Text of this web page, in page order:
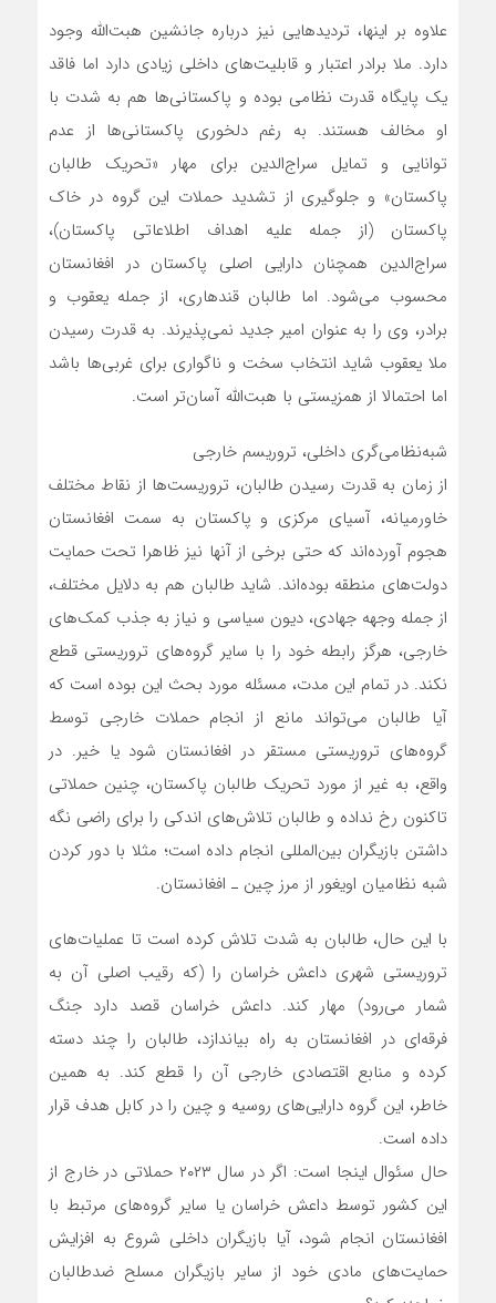
علاوه بر اینها، تردیدهایی نیز درباره جانشین هبت‌الله وجود
دارد. ملا برادر اعتبار و قابلیت‌های داخلی زیادی دارد اما فاقد
یک پایگاه قدرت نظامی بوده و پاکستانی‌ها هم به شدت با
او مخالف هستند. به رغم دلخوری پاکستانی‌ها از عدم
توانایی و تمایل سراج‌الدین برای مهار «تحریک طالبان
پاکستان» و جلوگیری از تشدید حملات این گروه در خاک
پاکستان (از جمله علیه اهداف اطلاعاتی پاکستان)،
سراج‌الدین همچنان دارایی اصلی پاکستان در افغانستان
محسوب می‌شود. اما طالبان قندهاری، از جمله یعقوب و
برادر، وی را به عنوان امیر جدید نمی‌پذیرند. به قدرت رسیدن
ملا یعقوب شاید انتخاب سخت و ناگواری برای غربی‌ها باشد
اما احتمالا از همزیستی با هبت‌الله آسان‌تر است.
شبه‌نظامی‌گری داخلی، تروریسم خارجی
از زمان به قدرت رسیدن طالبان، تروریست‌ها از نقاط مختلف
خاورمیانه، آسیای مرکزی و پاکستان به سمت افغانستان
هجوم آورده‌اند که حتی برخی از آنها نیز ظاهرا تحت حمایت
دولت‌های منطقه بوده‌اند. شاید طالبان هم به دلایل مختلف،
از جمله وجهه جهادی، دیون سیاسی و نیاز به جذب کمک‌های
خارجی، هرگز رابطه خود را با سایر گروه‌های تروریستی قطع
نکند. در تمام این مدت، مسئله مورد بحث این بوده است که
آیا طالبان می‌تواند مانع از انجام حملات خارجی توسط
گروه‌های تروریستی مستقر در افغانستان شود یا خیر. در
واقع، به غیر از مورد تحریک طالبان پاکستان، چنین حملاتی
تاکنون رخ نداده و طالبان تلاش‌های اندکی را برای راضی نگه
داشتن بازیگران بین‌المللی انجام داده است؛ مثلا با دور کردن
شبه نظامیان اویغور از مرز چین ـ افغانستان.
با این حال، طالبان به شدت تلاش کرده است تا عملیات‌های
تروریستی شهری داعش خراسان را (که رقیب اصلی آن به
شمار می‌رود) مهار کند. داعش خراسان قصد دارد جنگ
فرقه‌ای در افغانستان به راه بیاندازد، طالبان را چند دسته
کرده و منابع اقتصادی خارجی آن را قطع کند. به همین
خاطر، این گروه دارایی‌های روسیه و چین را در کابل هدف قرار
داده است.
حال سئوال اینجا است: اگر در سال ۲۰۲۳ حملاتی در خارج از
این کشور توسط داعش خراسان یا سایر گروه‌های مرتبط با
افغانستان انجام شود، آیا بازیگران داخلی شروع به افزایش
حمایت‌های مادی خود از سایر بازیگران مسلح ضدطالبان